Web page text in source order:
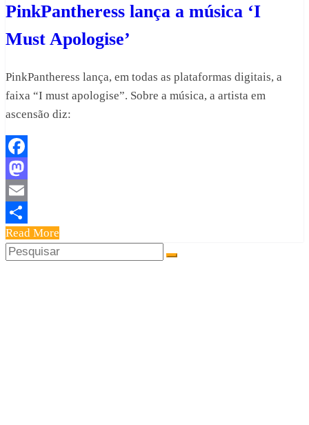
PinkPantheress lança a música ‘I
Must Apologise’
PinkPantheress lança, em todas as plataformas digitais, a
faixa “I must apologise”. Sobre a música, a artista em
ascensão diz:
Facebook
Mastodon
Email
Share
Read More